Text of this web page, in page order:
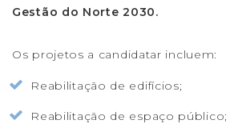
Gestão do Norte 2030.
Os projetos a candidatar incluem:
Reabilitação de edifícios;
Reabilitação de espaço público;